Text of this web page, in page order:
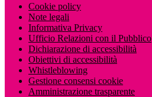
Cookie policy
Note legali
Informativa Privacy
Ufficio Relazioni con il Pubblico
Dichiarazione di accessibilità
Obiettivi di accessibilità
Whistleblowing
Gestione consensi cookie
Amministrazione trasparente